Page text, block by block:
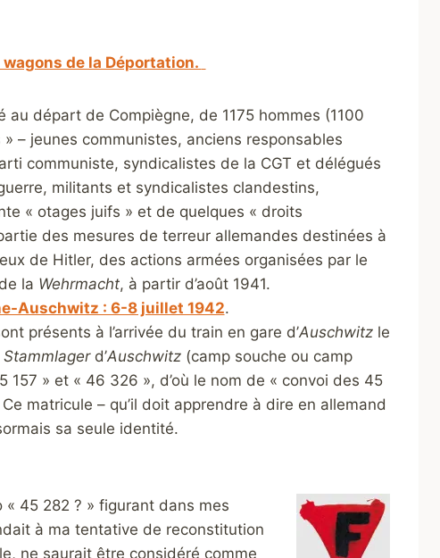
wagons de la Déportation.
au départ de Compiègne, de 1175 hommes (1100
– jeunes communistes, anciens responsables
communiste, syndicalistes de la CGT et délégués
militants et syndicalistes clandestins,
« otages juifs » et de quelques « droits
des mesures de terreur allemandes destinées à
de Hitler, des actions armées organisées par le
la Wehrmacht, à partir d’août 1941.
Auschwitz : 6-8 juillet 1942.
présents à l’arrivée du train en gare d’Auschwitzle
Stammlagerd’Auschwitz(camp souche ou camp
157 » et « 46 326 », d’où le nom de « convoi des 45
matricule – qu’il doit apprendre à dire en allemand
sa seule identité.
« 45 282 ? » figurant dans mes
à ma tentative de reconstitution
ne saurait être considéré comme